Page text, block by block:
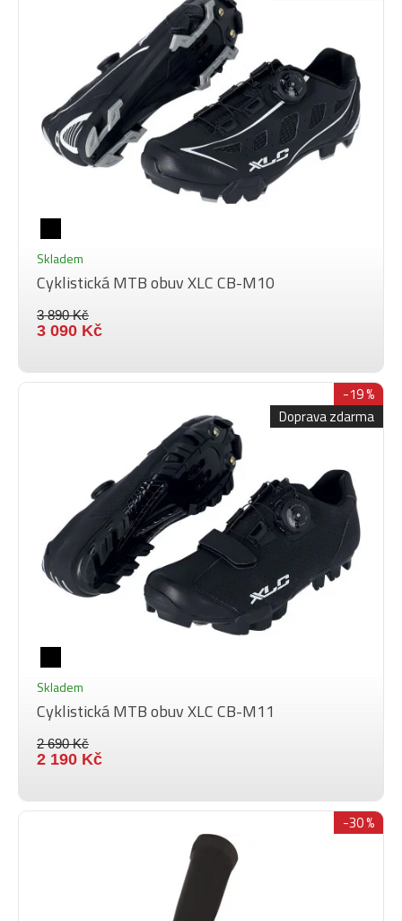
Skladem
Cyklistická MTB obuv XLC CB-M10
3 890 Kč
3 090 Kč
Doprava zdarma
-19 %
Skladem
Cyklistická MTB obuv XLC CB-M11
2 690 Kč
2 190 Kč
-30 %